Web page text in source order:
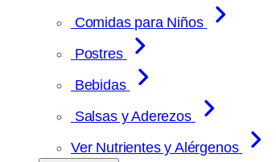
Comidas para Niños
Postres
Bebidas
Salsas y Aderezos
Ver Nutrientes y Alérgenos